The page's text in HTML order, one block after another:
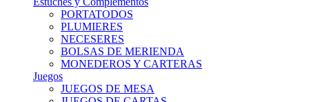
PORTATODOS
PLUMIERES
NECESERES
BOLSAS DE MERIENDA
MONEDEROS Y CARTERAS
Juegos
JUEGOS DE MESA